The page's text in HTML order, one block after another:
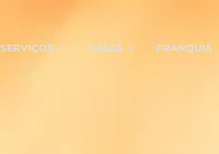
SERVIÇOS CASES FRANQUIA